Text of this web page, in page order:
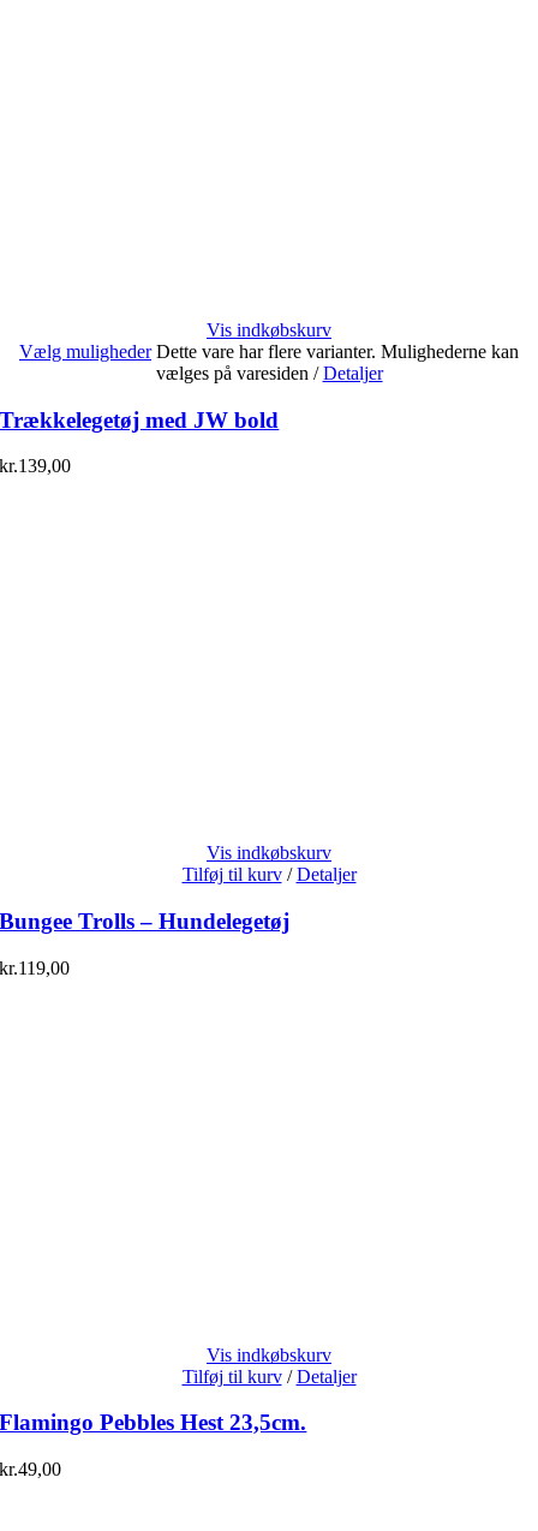
Vis indkøbskurv
Vælg muligheder Dette vare har flere varianter. Mulighederne kan
vælges på varesiden / Detaljer
Trækkelegetøj med JW bold
kr.139,00
Vis indkøbskurv
Tilføj til kurv / Detaljer
Bungee Trolls – Hundelegetøj
kr.119,00
Vis indkøbskurv
Tilføj til kurv / Detaljer
Flamingo Pebbles Hest 23,5cm.
kr.49,00